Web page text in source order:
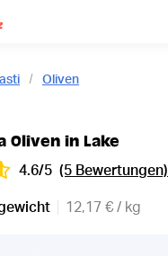
Oliven
Oliven in Lake
4.6/5 (5 Bewertungen)
12,17 € / kg